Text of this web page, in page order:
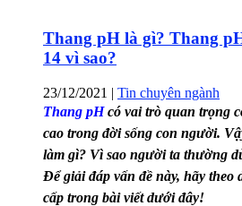
Thang pH là gì? Thang
14 vì sao?
23/12/2021 | Tin chuyên ngành
Thang pHcó vai trò quan trọng
cao trong đời sống con người.
làm gì? Vì sao người ta thường
Để giải đáp vấn đề này, hãy
cấp trong bài viết dưới đây!